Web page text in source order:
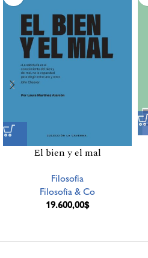
El bien y el mal
Filosofía
Filosofía & Co
19.600,00$